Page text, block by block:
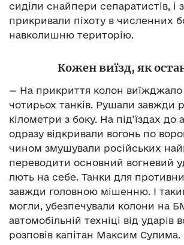
сиділи снайпери сепаратистів, і
прикривали піхоту в численних
навколишню територію.
Кожен виїзд, як
— На прикриття колон виїжджало
чотирьох танків. Рушали завжди
кілометри з боку. На під’їздах до
одразу відкривали вогонь по
чином змушували російських
переводити основний вогневий
лють на себе. Танки для
завжди головною мішенню. І
могли, убезпечували колони на
автомобільній техніці від ударів
розповів капітан Максим Сулима.